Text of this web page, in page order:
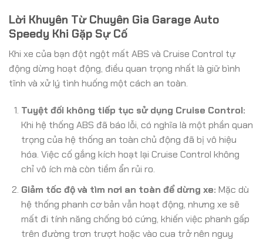
Lời Khuyên Từ Chuyên Gia Garage Auto
Speedy Khi Gặp Sự Cố
Khi xe của bạn đột ngột mất ABS và Cruise Control tự
động dừng hoạt động, điều quan trọng nhất là giữ bình
tĩnh và xử lý tình huống một cách an toàn.
Tuyệt đối không tiếp tục sử dụng Cruise Control:
Khi hệ thống ABS đã báo lỗi, có nghĩa là một phần quan
trọng của hệ thống an toàn chủ động đã bị vô hiệu
hóa. Việc cố gắng kích hoạt lại Cruise Control không
chỉ vô ích mà còn tiềm ẩn rủi ro.
Giảm tốc độ và tìm nơi an toàn để dừng xe: Mặc dù
hệ thống phanh cơ bản vẫn hoạt động, nhưng xe sẽ
mất đi tính năng chống bó cứng, khiến việc phanh gấp
trên đường trơn trượt hoặc vào cua trở nên nguy